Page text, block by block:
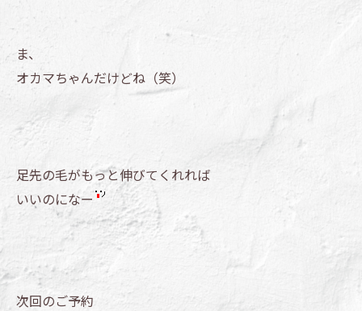
ま、
オカマちゃんだけどね（笑）
足先の毛がもっと伸びてくれれば
いいのになー
次回のご予約